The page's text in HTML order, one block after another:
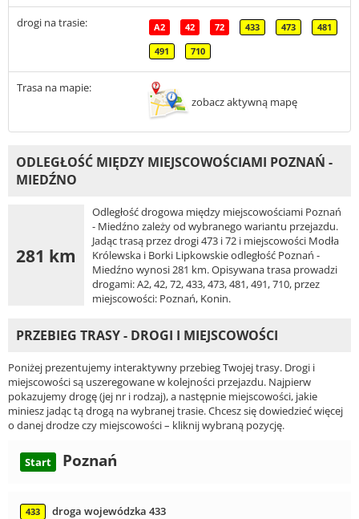
drogi na trasie: A2 42 72 433 473 481
491 710
Trasa na mapie:
zobacz aktywną mapę
ODLEGŁOŚĆ MIĘDZY MIEJSCOWOŚCIAMI POZNAŃ -
MIEDŹNO
281 km
Odległość drogowa między miejscowościami Poznań
- Miedźno zależy od wybranego wariantu przejazdu.
Jadąc trasą przez drogi 473 i 72 i miejscowości Modła
Królewska i Borki Lipkowskie odległość Poznań -
Miedźno wynosi 281 km. Opisywana trasa prowadzi
drogami: A2, 42, 72, 433, 473, 481, 491, 710, przez
miejscowości: Poznań, Konin.
PRZEBIEG TRASY - DROGI I MIEJSCOWOŚCI
Poniżej prezentujemy interaktywny przebieg Twojej trasy. Drogi i
miejscowości są uszeregowane w kolejności przejazdu. Najpierw
pokazujemy drogę (jej nr i rodzaj), a następnie miejscowości, jakie
miniesz jadąc tą drogą na wybranej trasie. Chcesz się dowiedzieć więcej
o danej drodze czy miejscowości – kliknij wybraną pozycję.
Start Poznań
433 droga wojewódzka 433